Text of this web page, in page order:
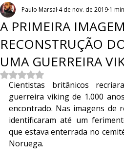
A PRIMEIRA
RECONSTRUÇÃO
UMA GUERREIRA
Paulo Marsal 4 de nov. de 2019 1
Avaliado com NaN de 5 estrelas.
Cientistas britânicos
guerreira viking de 1.000
encontrado. Nas imagens de
identificaram até um
que estava enterrada no
Noruega.